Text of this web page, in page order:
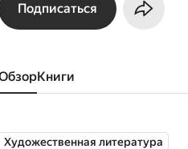
Подписаться
Обзор книги
Художественная литература